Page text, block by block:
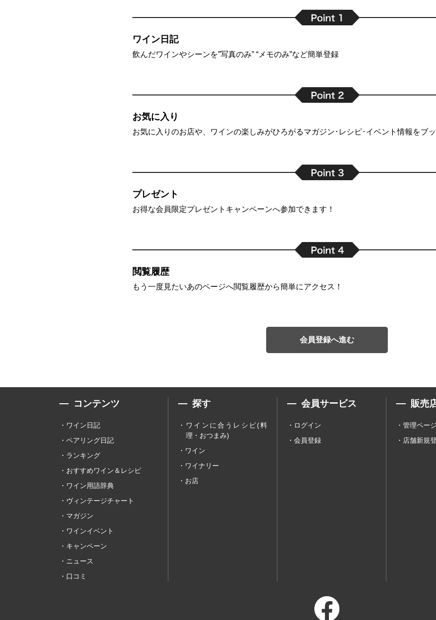
ワイン日記
飲んだワインやシーンを”写真のみ” “メモのみ”など簡単登録
お気に入り
お気に入りのお店や、ワインの楽しみがひろがるマガジン･レシピ･イベント情報をブ
プレゼント
お得な会員限定プレゼントキャンペーンへ参加できます！
閲覧履歴
もう一度見たいあのページへ閲覧履歴から簡単にアクセス！
会員登録へ進む
コンテンツ
ワイン日記
ペアリング日記
ランキング
おすすめワイン＆レシピ
ワイン用語辞典
ヴィンテージチャート
マガジン
ワインイベント
キャンペーン
ニュース
口コミ
探す
ワインに合うレシピ(料
理・おつまみ)
ワイン
ワイナリー
お店
会員サービス
ログイン
会員登録
販売
管理ペー
店舗新規